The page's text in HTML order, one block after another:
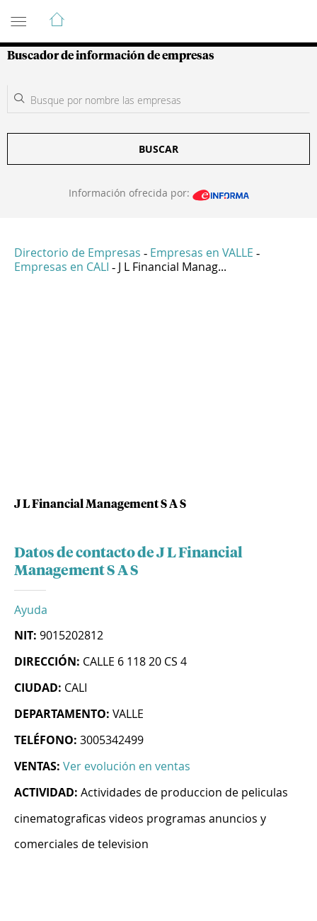
Guía de Empresas Colombianas
Buscador de información de empresas
BUSCAR
Información ofrecida por:
Directorio de Empresas - Empresas en VALLE -
Empresas en CALI - J L Financial Manag...
J L Financial Management S A S
Datos de contacto de J L Financial
Management S A S
Ayuda
NIT: 9015202812
DIRECCIÓN: CALLE 6 118 20 CS 4
CIUDAD: CALI
DEPARTAMENTO: VALLE
TELÉFONO: 3005342499
VENTAS: Ver evolución en ventas
ACTIVIDAD: Actividades de produccion de peliculas
cinematograficas videos programas anuncios y
comerciales de television